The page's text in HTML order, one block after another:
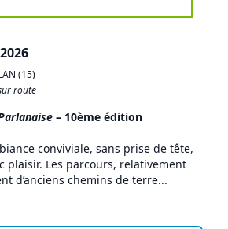
(15)
route
– 10ème édition
conviviale, sans prise de tête,
plaisir. Les parcours, relativement
d’anciens chemins de terre...